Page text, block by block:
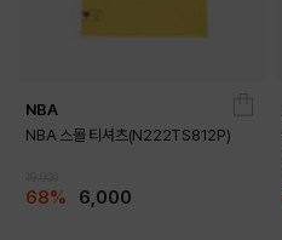
NBA
NBA 스몰 티셔츠(N222TS812P)
68% 6,000